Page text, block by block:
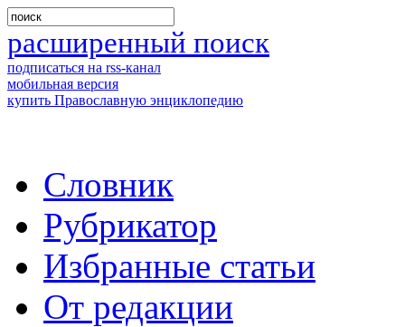
расширенный поиск
подписаться на rss-канал
мобильная версия
купить Православную энциклопедию
Словник
Рубрикатор
Избранные статьи
От редакции